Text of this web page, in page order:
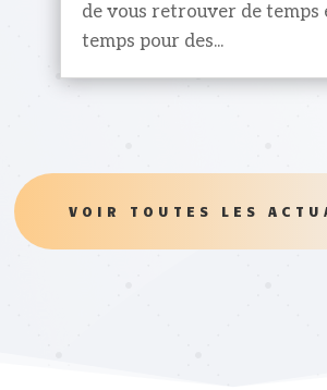
de vous retrouver de temps
temps pour des...
VOIR TOUTES LES